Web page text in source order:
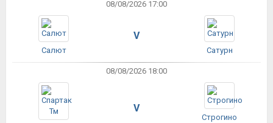
08/08/2026 17:00
Салют
V
Сатурн
08/08/2026 18:00
V
Строгино